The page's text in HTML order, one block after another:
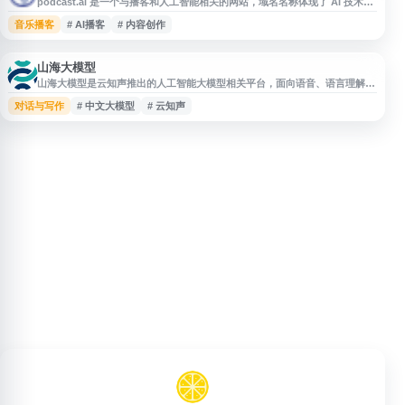
播客内容中的应用方向。该网站适合关注 AI 播客生成、音频内容创作、智能
语音、播客自动化和人工智能媒体工具的用户了解与访问。可作为导航站中收
音乐播客 # AI播客 # 内容创作
山海大模型
山海大模型是云知声推出的人工智能大模型相关平台，面向语音、语言理解、
多模态交互等智能化应用场景，提供大模型能力展示、产品服务介绍及行业解
决方案信息。网站可用于了解山海大模型的技术方向、应用案例、生态合作与
对话与写作 # 中文大模型 # 云知声